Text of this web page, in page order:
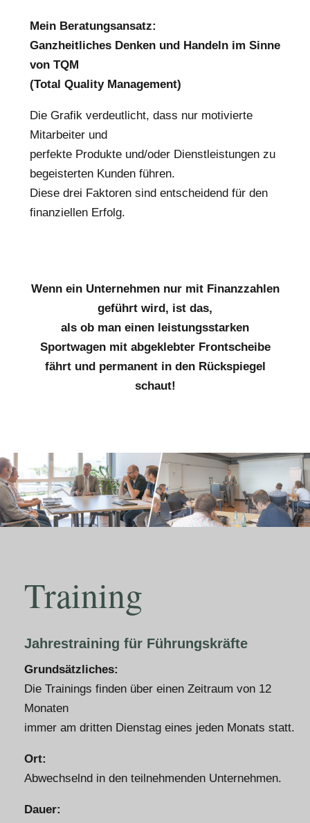
Mein Beratungsansatz:
Ganzheitliches Denken und Handeln im Sinne
von TQM
(Total Quality Management)
Die Grafik verdeutlicht, dass nur motivierte
Mitarbeiter und
perfekte Produkte und/oder Dienstleistungen zu
begeisterten Kunden führen.
Diese drei Faktoren sind entscheidend für den
finanziellen Erfolg.
Wenn ein Unternehmen nur mit Finanzzahlen
geführt wird, ist das,
als ob man einen leistungsstarken
Sportwagen mit abgeklebter Frontscheibe
fährt und permanent in den Rückspiegel
schaut!
Training
Jahrestraining für Führungskräfte
Grundsätzliches:
Die Trainings finden über einen Zeitraum von 12
Monaten
immer am dritten Dienstag eines jeden Monats statt.
Ort:
Abwechselnd in den teilnehmenden Unternehmen.
Dauer: